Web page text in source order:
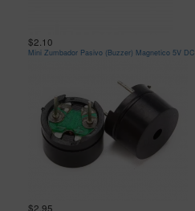
$2.10
Mini Zumbador Pasivo (Buzzer) Magnetico 5V DC
$2.95